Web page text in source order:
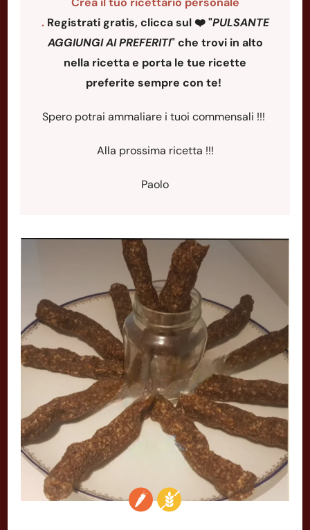
. Registrati gratis, clicca sul ❤️ "PULSANTE
AGGIUNGI AI PREFERITI"che trovi in alto
nella ricetta e porta le tue ricette
preferite sempre con te!
Spero potrai ammaliare i tuoi commensali !!!
Alla prossima ricetta !!!
Paolo